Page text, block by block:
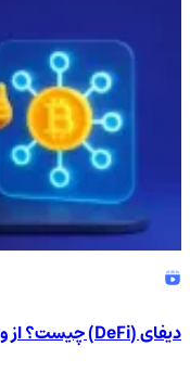
دیفای (DeFi) چیست؟ از وام‌دهی تا کسب درآمد